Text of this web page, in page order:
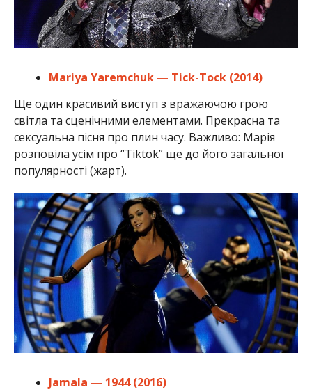
Mariya Yaremchuk — Tick-Tock (2014)
Ще один красивий виступ з вражаючою грою
світла та сценічними елементами. Прекрасна та
сексуальна пісня про плин часу. Важливо: Марія
розповіла усім про “Tiktok” ще до його загальної
популярності (жарт).
Jamala — 1944 (2016)